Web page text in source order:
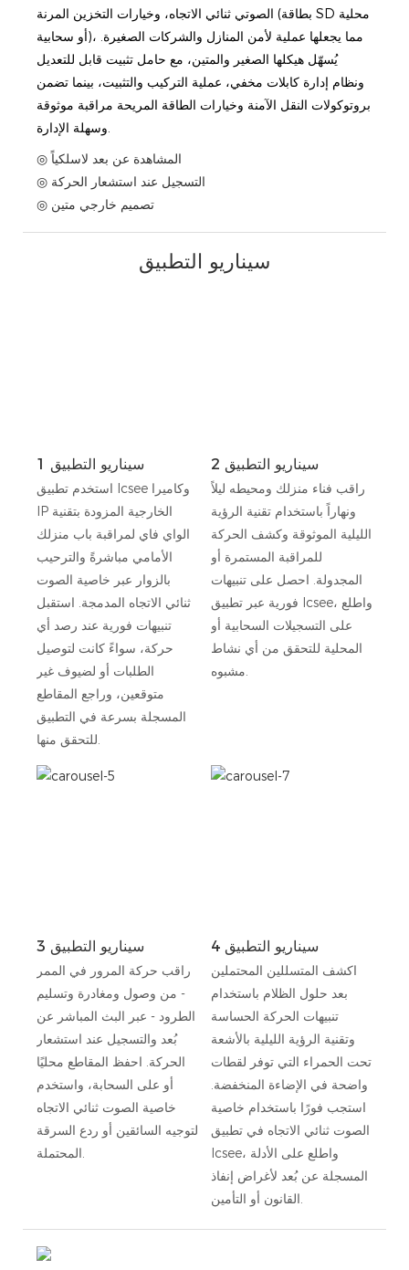
الصوتي ثنائي الاتجاه، وخيارات التخزين المرنة (بطاقة SD محلية
أو سحابية)، مما يجعلها عملية لأمن المنازل والشركات الصغيرة.
يُسهّل هيكلها الصغير والمتين، مع حامل تثبيت قابل للتعديل
ونظام إدارة كابلات مخفي، عملية التركيب والتثبيت، بينما تضمن
بروتوكولات النقل الآمنة وخيارات الطاقة المريحة مراقبة موثوقة
◎ المشاهدة عن بعد لاسلكياً
◎ التسجيل عند استشعار الحركة
◎ تصميم خارجي متين
سيناريو التطبيق
سيناريو التطبيق 1
استخدم تطبيق Icsee وكاميرا
IP الخارجية المزودة بتقنية
الواي فاي لمراقبة باب منزلك
الأمامي مباشرةً والترحيب
بالزوار عبر خاصية الصوت
ثنائي الاتجاه المدمجة. استقبل
تنبيهات فورية عند رصد أي
حركة، سواءً كانت لتوصيل
الطلبات أو لضيوف غير
متوقعين، وراجع المقاطع
المسجلة بسرعة في التطبيق
للتحقق منها.
سيناريو التطبيق 2
راقب فناء منزلك ومحيطه ليلاً
ونهاراً باستخدام تقنية الرؤية
الليلية الموثوقة وكشف الحركة
للمراقبة المستمرة أو
المجدولة. احصل على تنبيهات
فورية عبر تطبيق Icsee، واطلع
على التسجيلات السحابية أو
المحلية للتحقق من أي نشاط
مشبوه.
سيناريو التطبيق 3
راقب حركة المرور في الممر
- من وصول ومغادرة وتسليم
الطرود - عبر البث المباشر عن
بُعد والتسجيل عند استشعار
الحركة. احفظ المقاطع محليًا
أو على السحابة، واستخدم
خاصية الصوت ثنائي الاتجاه
لتوجيه السائقين أو ردع السرقة
المحتملة.
سيناريو التطبيق 4
اكشف المتسللين المحتملين
بعد حلول الظلام باستخدام
تنبيهات الحركة الحساسة
وتقنية الرؤية الليلية بالأشعة
تحت الحمراء التي توفر لقطات
واضحة في الإضاءة المنخفضة.
استجب فورًا باستخدام خاصية
الصوت ثنائي الاتجاه في تطبيق
Icsee، واطلع على الأدلة
المسجلة عن بُعد لأغراض إنفاذ
القانون أو التأمين.